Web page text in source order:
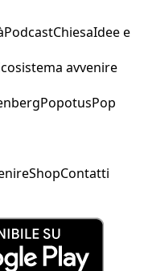
PodcastChiesaIdee e
avvenire
PopotusPop
ShopContatti